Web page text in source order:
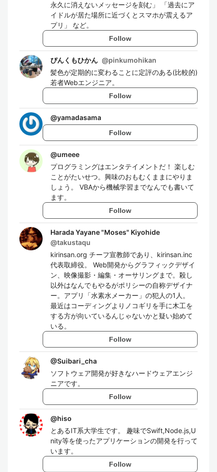
永久に消えないメッセージを刻む」 「過去にア
イドルが居た場所に近づくとスマホが震えるア
プリ」 など。
Follow
ぴんくもひかん @pinkumohikan
髪色が定期的に変わることに定評のある(比較的)
若者Webエンジニア。
Follow
@yamadasama
Follow
@umeee
プログラミングはエンタテイメントだ！ 楽しむ
ことがたいせつ。興味のおもむくままにやりま
しょう。 VBAから機械学習までなんでも書いて
ます。
Follow
Harada Yayane "Moses" Kiyohide
@takustaqu
kirinsan.org チーフ宣教師であり、kirinsan.inc
代表取締役。 Web開発からグラフィックデザイ
ン、映像撮影・編集・オーサリングまで。殺し
以外はなんでもやるがポリシーの自称デザイナ
ー。アプリ「水素水メーカー」の犯人の1人。
最近はコーディングよりノコギリを手に木工を
する方が向いているんじゃないかと疑い始めて
いる。
Follow
@Suibari_cha
ソフトウェア開発が好きなハードウェアエンジ
ニアです。
Follow
@hiso
とあるIT系大学生です。 趣味でSwift,Node.js,U
nity等を使ったアプリケーションの開発を行って
います。
Follow